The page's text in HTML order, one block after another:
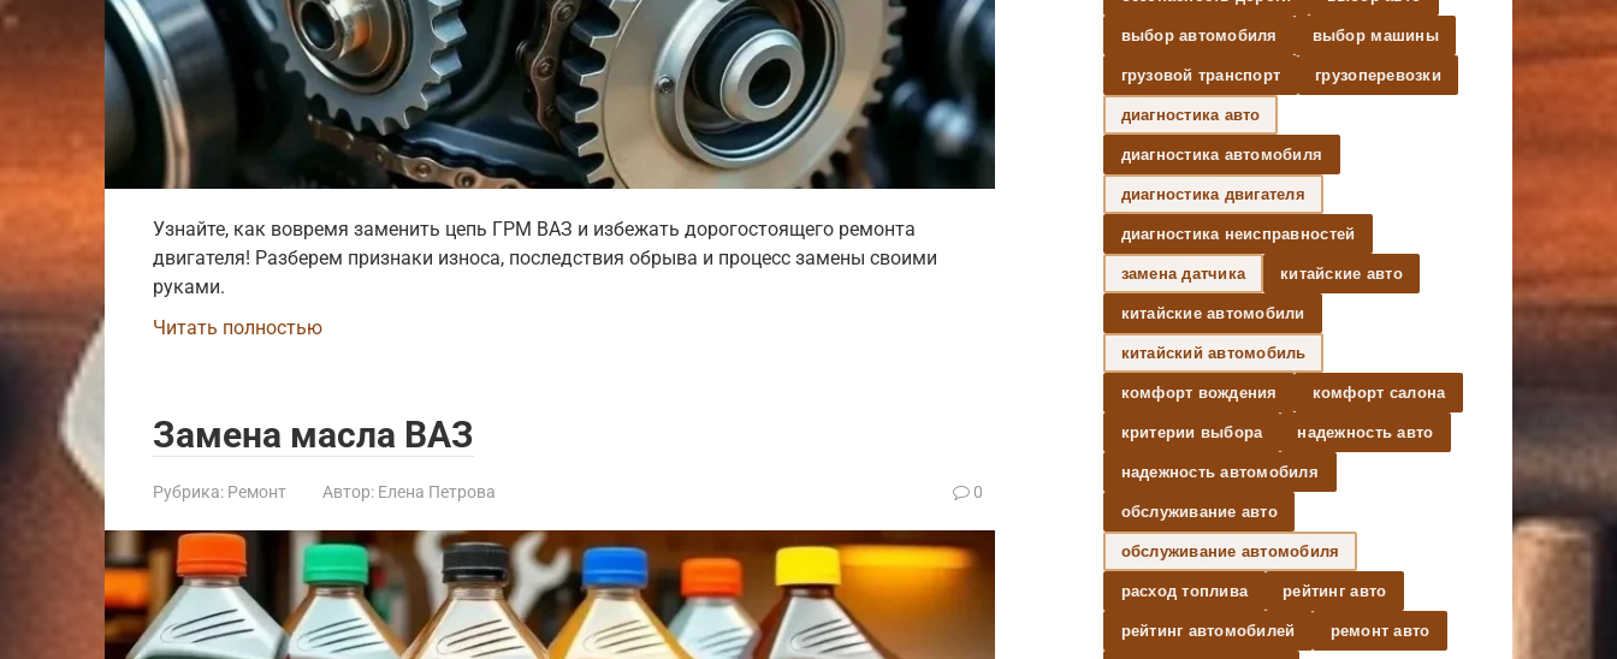
Узнайте, как вовремя заменить цепь ГРМ ВАЗ и избежать дорогостоящего ремонта
двигателя! Разберем признаки износа, последствия обрыва и процесс замены своими
руками.
Читать полностью
Замена масла ВАЗ
Рубрика: Ремонт Автор: Елена Петрова 0
выбор автомобиля выбор машины
грузовой транспорт грузоперевозки
диагностика авто
диагностика автомобиля
диагностика двигателя
диагностика неисправностей
замена датчика китайские авто
китайские автомобили
китайский автомобиль
комфорт вождения комфорт салона
критерии выбора надежность авто
надежность автомобиля
обслуживание авто
обслуживание автомобиля
расход топлива рейтинг авто
рейтинг автомобилей ремонт авто